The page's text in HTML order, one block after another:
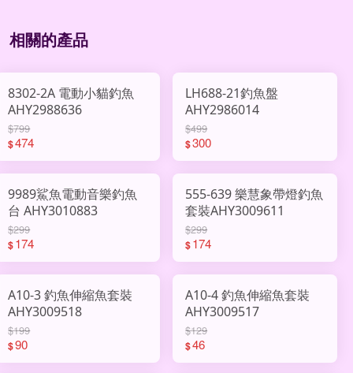
相關的產品
8302-2A 電動小貓釣魚
AHY2988636
$799
$474
LH688-21釣魚盤
AHY2986014
$499
$300
9989鯊魚電動音樂釣魚
台 AHY3010883
$299
$174
555-639 樂慧象帶燈釣魚
套裝AHY3009611
$299
$174
A10-3 釣魚伸縮魚套裝
AHY3009518
$199
$90
A10-4 釣魚伸縮魚套裝
AHY3009517
$129
$46